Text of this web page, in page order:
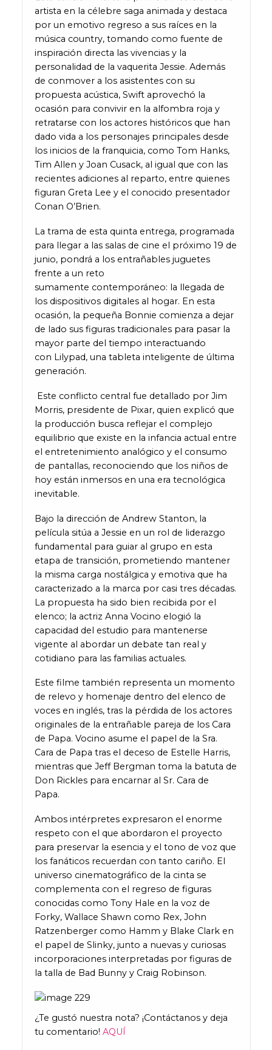
artista en la célebre saga animada y destaca
por un emotivo regreso a sus raíces en la
música country, tomando como fuente de
inspiración directa las vivencias y la
personalidad de la vaquerita Jessie. Además
de conmover a los asistentes con su
propuesta acústica, Swift aprovechó la
ocasión para convivir en la alfombra roja y
retratarse con los actores históricos que han
dado vida a los personajes principales desde
los inicios de la franquicia, como Tom Hanks,
Tim Allen y Joan Cusack, al igual que con las
recientes adiciones al reparto, entre quienes
figuran Greta Lee y el conocido presentador
Conan O’Brien.
La trama de esta quinta entrega, programada
para llegar a las salas de cine el próximo 19 de
junio, pondrá a los entrañables juguetes
frente a un reto
sumamente contemporáneo: la llegada de
los dispositivos digitales al hogar. En esta
ocasión, la pequeña Bonnie comienza a dejar
de lado sus figuras tradicionales para pasar la
mayor parte del tiempo interactuando
con Lilypad, una tableta inteligente de última
generación.
Este conflicto central fue detallado por Jim
Morris, presidente de Pixar, quien explicó que
la producción busca reflejar el complejo
equilibrio que existe en la infancia actual entre
el entretenimiento analógico y el consumo
de pantallas, reconociendo que los niños de
hoy están inmersos en una era tecnológica
inevitable.
Bajo la dirección de Andrew Stanton, la
película sitúa a Jessie en un rol de liderazgo
fundamental para guiar al grupo en esta
etapa de transición, prometiendo mantener
la misma carga nostálgica y emotiva que ha
caracterizado a la marca por casi tres décadas.
La propuesta ha sido bien recibida por el
elenco; la actriz Anna Vocino elogió la
capacidad del estudio para mantenerse
vigente al abordar un debate tan real y
cotidiano para las familias actuales.
Este filme también representa un momento
de relevo y homenaje dentro del elenco de
voces en inglés, tras la pérdida de los actores
originales de la entrañable pareja de los Cara
de Papa. Vocino asume el papel de la Sra.
Cara de Papa tras el deceso de Estelle Harris,
mientras que Jeff Bergman toma la batuta de
Don Rickles para encarnar al Sr. Cara de
Papa.
Ambos intérpretes expresaron el enorme
respeto con el que abordaron el proyecto
para preservar la esencia y el tono de voz que
los fanáticos recuerdan con tanto cariño. El
universo cinematográfico de la cinta se
complementa con el regreso de figuras
conocidas como Tony Hale en la voz de
Forky, Wallace Shawn como Rex, John
Ratzenberger como Hamm y Blake Clark en
el papel de Slinky, junto a nuevas y curiosas
incorporaciones interpretadas por figuras de
la talla de Bad Bunny y Craig Robinson.
¿Te gustó nuestra nota? ¡Contáctanos y deja
tu comentario! AQUÍ